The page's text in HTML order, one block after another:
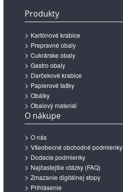
Produkty
Kartónové krabice
Prepravné obaly
Cukrárske obaly
Gastro obaly
Darčekové krabice
Papierové tašky
Obálky
Obalový materiál
O nákupe
O nás
Všeobecné obchodné podmienky
Dodacie podmienky
Najčastejšie otázky (FAQ)
Zmazanie digitálnej stopy
Prihlásenie